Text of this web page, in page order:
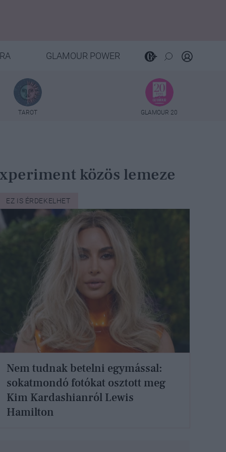
GLAMOUR POWER
TAROT GLAMOUR 20
közös lemeze
EZ IS ÉRDEKELHET
Nem tudnak betelni egymással:
sokatmondó fotókat osztott meg
Kim Kardashianról Lewis
Hamilton